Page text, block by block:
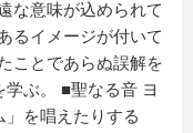
な意味が込められて
るイメージが付いて
ことであらぬ誤解を
ぶ。 ■聖なる音 ヨ
」を唱えたりする